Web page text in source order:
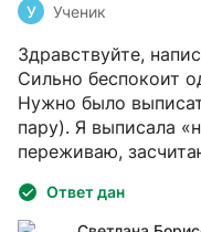
У Ученик
Здравствуйте,
Сильно беспокоит
Нужно было
пару). Я выписала
переживаю,
Ответ дан